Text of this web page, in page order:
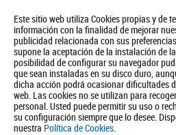
Este sitio web utiliza Cookies propias y de
información con la finalidad de mejorar
publicidad relacionada con sus
supone la aceptación de la instalación de
posibilidad de configurar su navegador
que sean instaladas en su disco duro,
dicha acción podrá ocasionar dificultades
web. Las cookies no se utilizan para
personal. Usted puede permitir su uso o
su configuración siempre que lo desee.
nuestra Política de Cookies.
Quiénes somos Turismo